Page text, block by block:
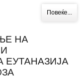
Повеќе...
НА
ЕУТАНАЗИЈА